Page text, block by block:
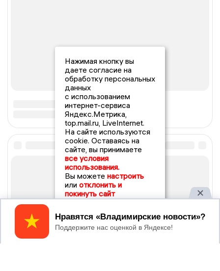
Нажимая кнопку вы
даете согласие на
обработку персональных
данных
с использованием
интернет-сервиса
Яндекс.Метрика,
top.mail.ru, LiveInternet.
На сайте используются
cookie. Оставаясь на
сайте, вы принимаете
все условия
использования.
Вы можете настроить
или отклонить и
покинуть сайт
Принять